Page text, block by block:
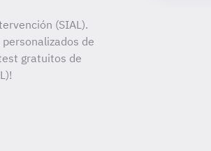
(SIAL).
de
gratuitos de